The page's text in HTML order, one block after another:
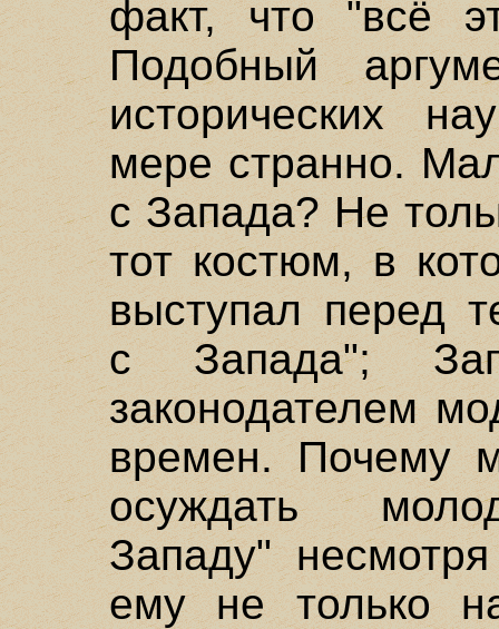
факт, что "всё
Подобный
исторических
мере странно.
с Запада? Не
тот костюм, в
выступал перед
с Запада";
законодателем
времен. Почему
осуждать
Западу"
ему не только